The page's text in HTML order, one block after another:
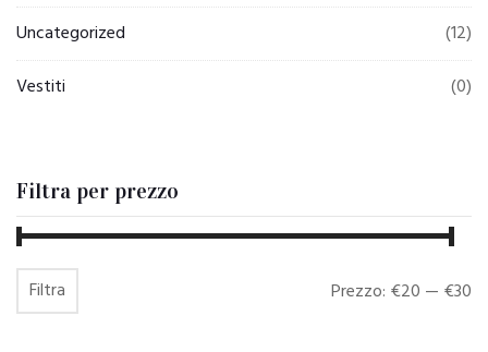
Uncategorized
(12)
Vestiti
(0)
Filtra per prezzo
Prezzo
Prezzo
Filtra Prezzo: €20 — €30